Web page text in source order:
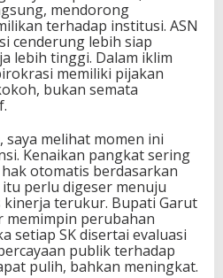
mendorong
terhadap institusi. ASN
cenderung lebih siap
lebih tinggi. Dalam iklim
memiliki pijakan
bukan semata
melihat momen ini
Kenaikan pangkat sering
otomatis berdasarkan
perlu digeser menuju
terukur. Bupati Garut
memimpin perubahan
setiap SK disertai evaluasi
publik terhadap
pulih, bahkan meningkat.